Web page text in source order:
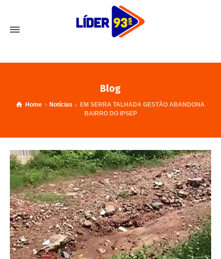
Blog
Home Notícias
EM SERRA TALHADA GESTÃO ABANDONA
BAIRRO DO IPSEP